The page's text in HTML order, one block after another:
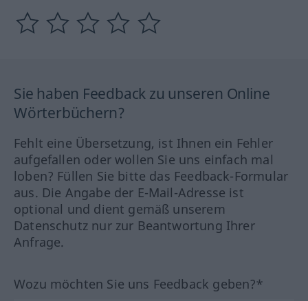
Sie haben Feedback zu unseren Online
Wörterbüchern?
Fehlt eine Übersetzung, ist Ihnen ein Fehler
aufgefallen oder wollen Sie uns einfach mal
loben? Füllen Sie bitte das Feedback-Formular
aus. Die Angabe der E-Mail-Adresse ist
optional und dient gemäß unserem
Datenschutz nur zur Beantwortung Ihrer
Anfrage.
Wozu möchten Sie uns Feedback geben?*